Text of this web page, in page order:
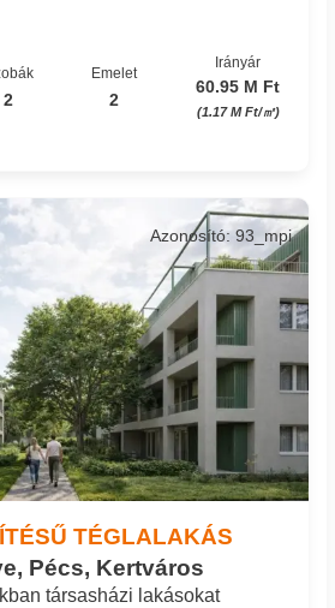
2
Emelet
2
Irányár
60.95 M Ft
(1.17 M Ft/㎡)
TÉGLALAKÁS
Pécs, Kertváros
Azonosító: 93_mpi
társasházi lakásokat